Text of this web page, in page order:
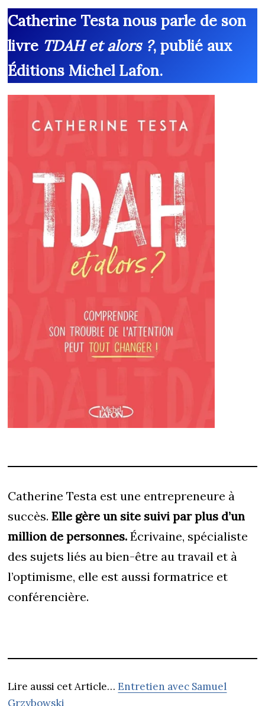
Catherine Testa nous parle de son
livre TDAH et alors ?, publié aux
Éditions Michel Lafon.
Catherine Testa est une entrepreneure à
succès.Elle gère un site suivi par plus d’un
million de personnes. Écrivaine, spécialiste
des sujets liés au bien-être au travail et à
l’optimisme, elle est aussi formatrice et
conférencière.
Lire aussi cet Article…Entretien avec Samuel
Grzybowski